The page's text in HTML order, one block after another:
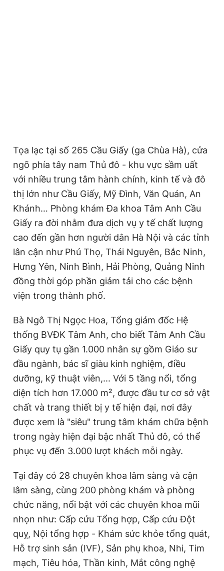
Tọa lạc tại số 265 Cầu Giấy (ga Chùa Hà), cửa
ngõ phía tây nam Thủ đô - khu vực sầm uất
với nhiều trung tâm hành chính, kinh tế và đô
thị lớn như Cầu Giấy, Mỹ Đình, Văn Quán, An
Khánh… Phòng khám Đa khoa Tâm Anh Cầu
Giấy ra đời nhằm đưa dịch vụ y tế chất lượng
cao đến gần hơn người dân Hà Nội và các tỉnh
lân cận như Phú Thọ, Thái Nguyên, Bắc Ninh,
Hưng Yên, Ninh Bình, Hải Phòng, Quảng Ninh
đồng thời góp phần giảm tải cho các bệnh
viện trong thành phố.
Bà Ngô Thị Ngọc Hoa, Tổng giám đốc Hệ
thống BVĐK Tâm Anh, cho biết Tâm Anh Cầu
Giấy quy tụ gần 1.000 nhân sự gồm Giáo sư
đầu ngành, bác sĩ giàu kinh nghiệm, điều
dưỡng, kỹ thuật viên,... Với 5 tầng nổi, tổng
diện tích hơn 17.000 m², được đầu tư cơ sở vật
chất và trang thiết bị y tế hiện đại, nơi đây
được xem là "siêu" trung tâm khám chữa bệnh
trong ngày hiện đại bậc nhất Thủ đô, có thể
phục vụ đến 3.000 lượt khách mỗi ngày.
Tại đây có 28 chuyên khoa lâm sàng và cận
lâm sàng, cùng 200 phòng khám và phòng
chức năng, nổi bật với các chuyên khoa mũi
nhọn như: Cấp cứu Tổng hợp, Cấp cứu Đột
quỵ, Nội tổng hợp - Khám sức khỏe tổng quát,
Hỗ trợ sinh sản (IVF), Sản phụ khoa, Nhi, Tim
mạch, Tiêu hóa, Thần kinh, Mắt công nghệ